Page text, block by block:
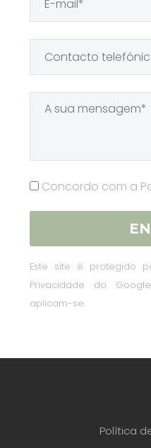
Concordo com a
Este site é protegido
Privacidade do Google
aplicam-se.
Política